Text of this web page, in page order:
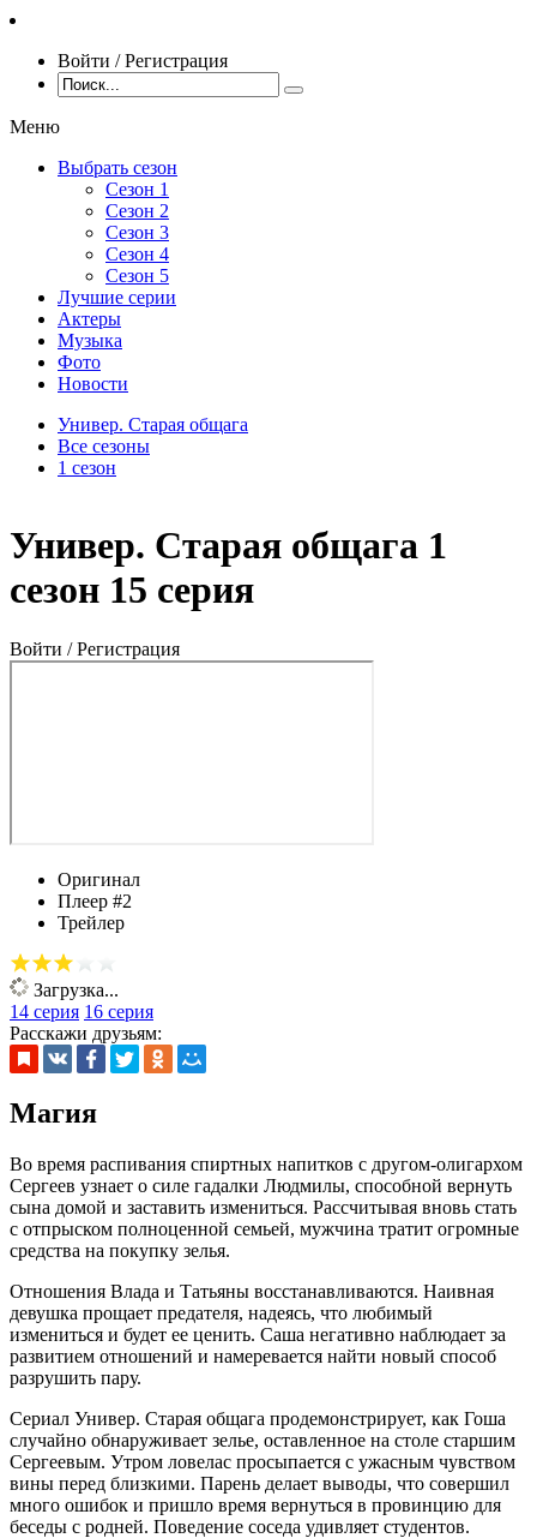
Войти / Регистрация
Меню
Выбрать сезон
Сезон 1
Сезон 2
Сезон 3
Сезон 4
Сезон 5
Лучшие серии
Актеры
Музыка
Фото
Новости
Универ. Старая общага
Все сезоны
1 сезон
Универ. Старая общага 1
сезон 15 серия
Войти / Регистрация
Оригинал
Плеер #2
Трейлер
Загрузка...
14 серия 16 серия
Расскажи друзьям:
Магия
Во время распивания спиртных напитков с другом-олигархом
Сергеев узнает о силе гадалки Людмилы, способной вернуть
сына домой и заставить измениться. Рассчитывая вновь стать
с отпрыском полноценной семьей, мужчина тратит огромные
средства на покупку зелья.
Отношения Влада и Татьяны восстанавливаются. Наивная
девушка прощает предателя, надеясь, что любимый
измениться и будет ее ценить. Саша негативно наблюдает за
развитием отношений и намеревается найти новый способ
разрушить пару.
Сериал Универ. Старая общага продемонстрирует, как Гоша
случайно обнаруживает зелье, оставленное на столе старшим
Сергеевым. Утром ловелас просыпается с ужасным чувством
вины перед близкими. Парень делает выводы, что совершил
много ошибок и пришло время вернуться в провинцию для
беседы с родней. Поведение соседа удивляет студентов.